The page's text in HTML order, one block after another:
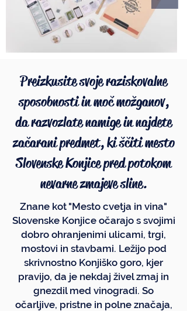
Preizkusite svoje raziskovalne
sposobnosti in moč možganov,
da razvozlate namige in najdete
začarani predmet, ki ščiti mesto
Slovenske Konjice pred potokom
nevarne zmajeve sline.
Znane kot "Mesto cvetja in vina"
Slovenske Konjice očarajo s svojimi
dobro ohranjenimi ulicami, trgi,
mostovi in stavbami. Ležijo pod
skrivnostno Konjiško goro, kjer
pravijo, da je nekdaj živel zmaj in
gnezdil med vinogradi. So
očarljive, pristne in polne značaja,